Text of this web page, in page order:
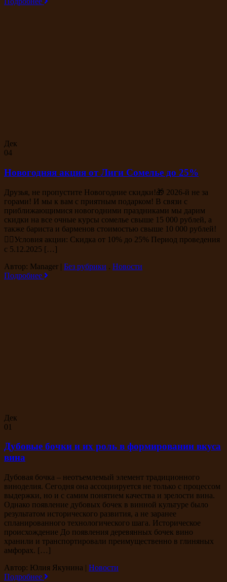
Дек
04
Новогодняя акция от Лиги Сомелье до 25%
Друзья, не пропустите Новогодние скидки!🎁 2026-й не за
горами! И мы к вам с приятным подарком! В связи с
приближающимися новогодними праздниками мы дарим
скидки на все очные курсы сомелье свыше 15 000 рублей, а
также бариста и барменов стоимостью свыше 10 000 рублей!
👉🏻Условия акции: Скидка от 10% до 25% Период проведения
с 5.12.2025 […]
Автор: Manager | Без рубрики . Новости
Подробнее
Дек
01
Дубовые бочки и их роль в формировании вкуса
вина
Дубовая бочка – неотъемлемый элемент традиционного
виноделия. Сегодня она ассоциируется не только с процессом
выдержки, но и с самим понятием качества и зрелости вина.
Однако появление дубовых бочек в винной культуре было
результатом исторического развития, а не заранее
спланированного технологического шага. Историческое
происхождение До появления деревянных бочек вино
хранили и транспортировали преимущественно в глиняных
амфорах. […]
Автор: Юлия Якунина | Новости
Подробнее